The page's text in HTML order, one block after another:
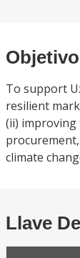
To support
resilient
(ii) improving
climate
Llave